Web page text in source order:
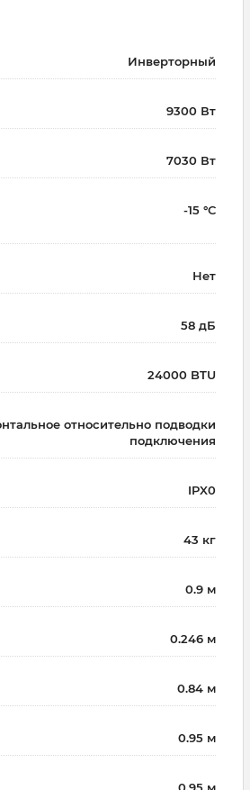
Инверторный
9300 Вт
7030 Вт
-15 °С
Нет
58 дБ
24000 BTU
относительно подводки
подключения
IPX0
43 кг
0.9 м
0.246 м
0.84 м
0.95 м